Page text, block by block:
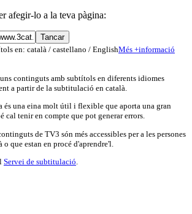
afegir-lo a la teva pàgina:
Tancar
en: català /castellano / EnglishMés +informació
continguts amb subtítols en diferents idiomes
a partir de la subtitulació en català.
és una eina molt útil i flexible que aporta una gran
cal tenir en compte que pot generar errors.
de TV3 són més accessibles per a les persones
que estan en procé d'aprendre'l.
Servei de subtitulació